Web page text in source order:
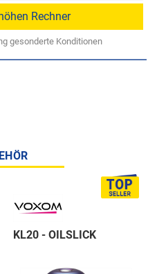
Rechner
gesonderte Konditionen
KL20 - OILSLICK